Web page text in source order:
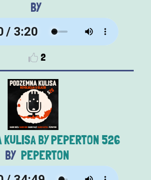
2
KULISA BY PEPERTON 526
PEPERTON